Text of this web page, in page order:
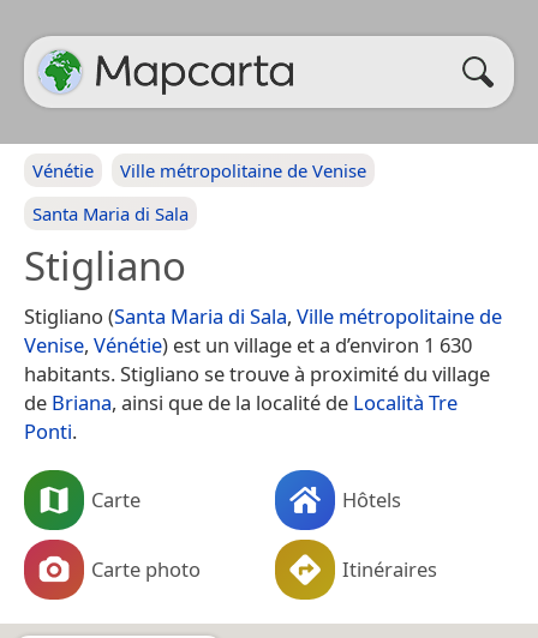
Vénétie
Ville métropolitaine de Venise
Santa Maria di Sala
Stigliano
Stigliano (Santa Maria di Sala, Ville métropolitaine de
Venise, Vénétie) est un village et a d’environ 1 630
habitants. Stigliano se trouve à proximité du village
de Briana, ainsi que de la localité de Località Tre
Ponti.
Carte Hôtels
Carte photo Itinéraires